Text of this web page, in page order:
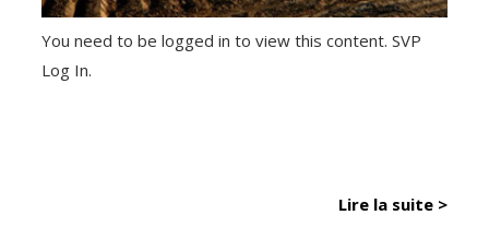
You need to be logged in to view this content. SVP
Log In.
Lire la suite >